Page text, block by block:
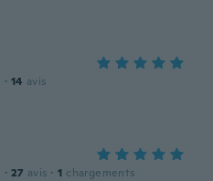
· 14 avis
· 27 avis · 1 chargements